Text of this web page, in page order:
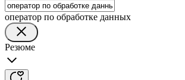
оператор по обработке данных
Резюме